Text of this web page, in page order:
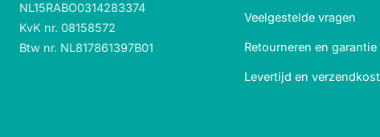
NL15RABO0314283374
KvK nr. 08158572
Btw nr. NL817861397B01
Veelgestelde vragen
Retourneren en garantie
Levertijd en